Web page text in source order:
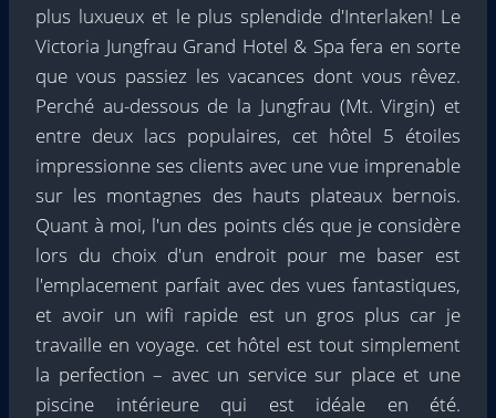
plus luxueux et le plus splendide d'Interlaken! Le
Victoria Jungfrau Grand Hotel & Spa fera en sorte
que vous passiez les vacances dont vous rêvez.
Perché au-dessous de la Jungfrau (Mt. Virgin) et
entre deux lacs populaires, cet hôtel 5 étoiles
impressionne ses clients avec une vue imprenable
sur les montagnes des hauts plateaux bernois.
Quant à moi, l'un des points clés que je considère
lors du choix d'un endroit pour me baser est
l'emplacement parfait avec des vues fantastiques,
et avoir un wifi rapide est un gros plus car je
travaille en voyage. cet hôtel est tout simplement
la perfection – avec un service sur place et une
piscine intérieure qui est idéale en été.